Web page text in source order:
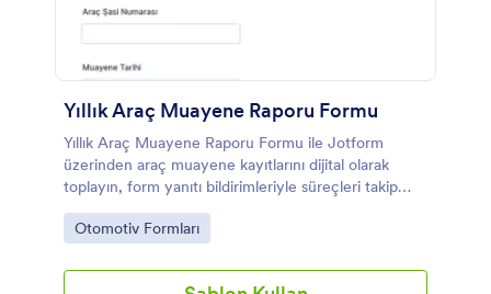
Yıllık Araç Muayene Raporu Formu
Yıllık Araç Muayene Raporu Formu ile Jotform
üzerinden araç muayene kayıtlarını dijital olarak
toplayın, form yanıtı bildirimleriyle süreçleri takip
edin ve veri toplama düzeninizi güçlendirin.
Go to Category:
Otomotiv Formları